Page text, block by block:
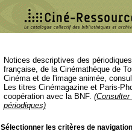
Notices descriptives des
française, de la Cinémathèque de
Cinéma et de l'image animée,
Les titres Cinémagazine et Paris-
coopération avec la BNF.
périodiques)
Sélectionner les critères de